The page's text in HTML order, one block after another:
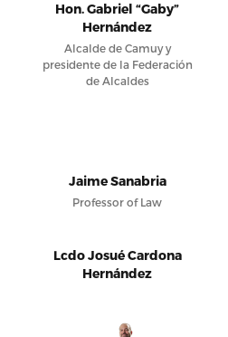
Hon. Gabriel “Gaby”
Hernández
Alcalde de Camuy y
presidente de la Federación
de Alcaldes
Jaime Sanabria
Professor of Law
Lcdo Josué Cardona
Hernández